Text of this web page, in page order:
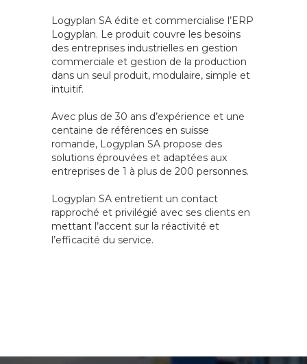
Texte
2
Logyplan SA édite et commercialise l’ERP
Logyplan. Le produit couvre les besoins
des entreprises industrielles en gestion
commerciale et gestion de la production
dans un seul produit, modulaire, simple et
intuitif.
Avec plus de 30 ans d’expérience et une
centaine de références en suisse
romande, Logyplan SA propose des
solutions éprouvées et adaptées aux
entreprises de 1 à plus de 200 personnes.
Logyplan SA entretient un contact
rapproché et privilégié avec ses clients en
mettant l’accent sur la réactivité et
l’efficacité du service.